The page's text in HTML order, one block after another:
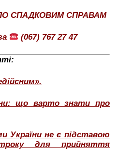
СПАДКОВИМ СПРАВАМ
(067) 767 27 47
що варто знати про
України не є підставою
для прийняття